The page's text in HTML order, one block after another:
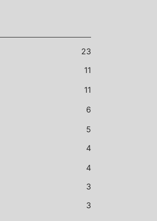
23
11
11
6
5
4
4
3
3